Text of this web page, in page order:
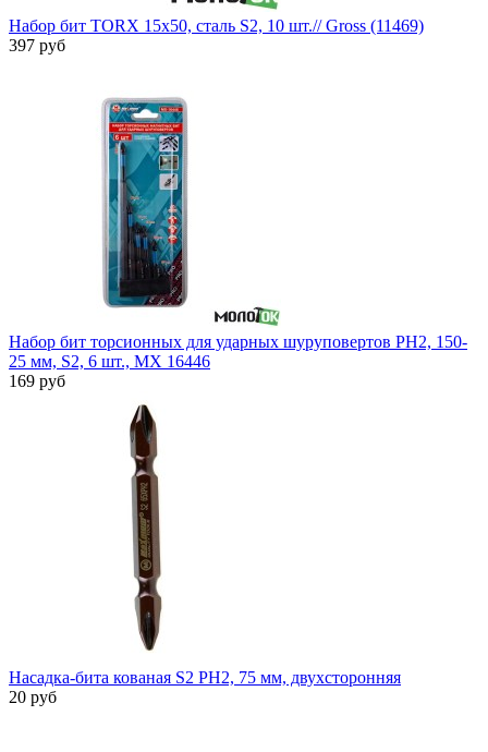
Набор бит TORX 15х50, сталь S2, 10 шт.// Gross (11469)
397 руб
Набор бит торсионных для ударных шуруповертов PH2, 150-
25 мм, S2, 6 шт., MX 16446
169 руб
Насадка-бита кованая S2 PH2, 75 мм, двухсторонняя
20 руб